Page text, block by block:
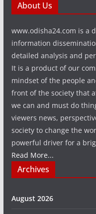
About Us
www.odisha24.com is a
information
detailed analysis and
It is a product of our
mindset of the people
front of the society that
we can and must do
viewers news,
society to change the
powerful driver for a
Read More...
Archives
August 2026